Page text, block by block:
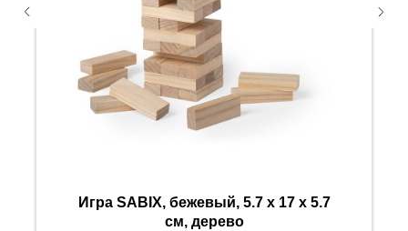
Игра SABIX, бежевый, 5.7 x 17 x 5.7
см, дерево